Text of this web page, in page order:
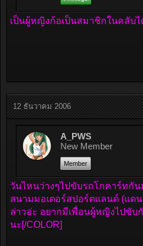
เป็นผู้หญิงก้อเป็นสมาชิกในคลับไ
12 ธันวาคม 2006
A_PWS
New Member
Member
วันไหนว่างๆไปขับรถโกคาร์ทกั
สนามมอเตอร์สปอร์ตแลนด์ (แดน
ล่าวอ่ะ อยากมีเพื่อนผู้หญิงไปขับ
นะ[/COLOR]